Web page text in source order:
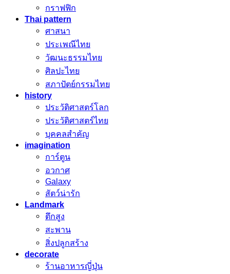
กราฟฟิก
Thai pattern
ศาสนา
ประเพณีไทย
วัฒนะธรรมไทย
ศิลปะไทย
สภาปัตย์กรรมไทย
history
ประวัติศาสตร์โลก
ประวัติศาสตร์ไทย
บุคคลสำคัญ
imagination
การ์ตูน
อวกาศ
Galaxy
สัตว์น่ารัก
Landmark
ตึกสูง
สะพาน
สิ่งปลูกสร้าง
decorate
ร้านอาหารญี่ปุ่น